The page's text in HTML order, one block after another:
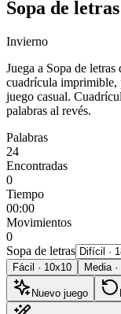
Sopa de letras
Invierno
Juega a Sopa de
cuadrícula imprimible,
juego casual.
palabras al revés.
Palabras
24
Encontradas
0
Tiempo
00:00
Movimientos
0
Sopa de letras
Fácil · 10x10 Media ·
Nuevo juego